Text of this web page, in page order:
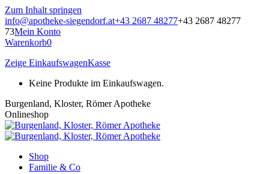
Zum Inhalt springen
info@apotheke-siegendorf.at+43 2687 48277+43 2687 48277
73Mein Konto
Warenkorb0
Zeige EinkaufswagenKasse
Keine Produkte im Einkaufswagen.
Burgenland, Kloster, Römer Apotheke
Onlineshop
Shop
Familie & Co